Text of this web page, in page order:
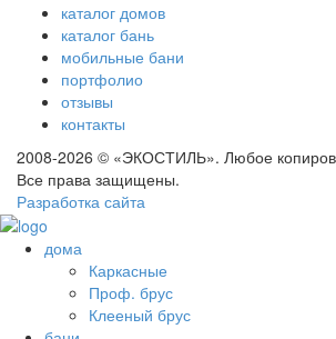
каталог домов
каталог бань
мобильные бани
портфолио
отзывы
контакты
2008-2026 © «ЭКОСТИЛЬ». Любое
Все права защищены.
Разработка сайта
дома
Каркасные
Проф. брус
Клееный брус